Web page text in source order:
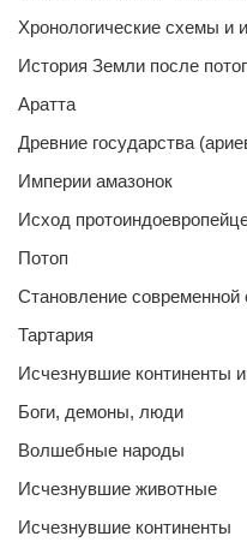
Хронологические схемы и
История Земли после
Аратта
Древние государства
Империи амазонок
Исход
Потоп
Становление современной
Тартария
Исчезнувшие континенты
Боги, демоны, люди
Волшебные народы
Исчезнувшие животные
Исчезнувшие континенты